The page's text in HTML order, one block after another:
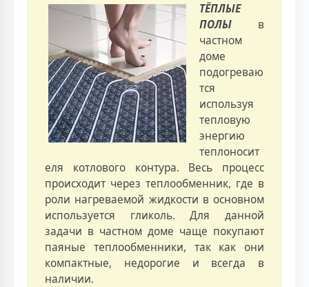
ТЁПЛЫЕ
ПОЛЫ в
частном
доме
подогреваю
тся
используя
тепловую
энергию
теплоносит
еля котлового контура. Весь процесс
происходит через теплообменник, где в
роли нагреваемой жидкости в основном
используется гликоль. Для данной
задачи в частном доме чаще покупают
паяные теплообменники, так как они
компактные, недорогие и всегда в
наличии.